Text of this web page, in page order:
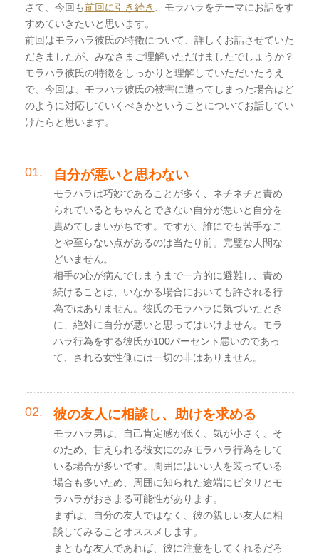
さて、今回も前回に引き続き
、モラハラをテーマにお話をす
すめていきたいと思います。
前回はモラハラ彼氏の特徴について、詳しくお話させていた
だきましたが、みなさまご理解いただけましたでしょうか？
モラハラ彼氏の特徴をしっかりと理解していただいたうえ
で、今回は、 モラハラ彼氏の被害に遭ってしまった場合はど
のように対応していくべきかということについてお話してい
けたらと思います。
自分が悪いと思わない
モラハラは巧妙であることが多く、ネチネチと責め
られているとちゃんとできない自分が悪いと自分を
責めてしまいがちです。ですが、誰にでも苦手なこ
とや至らない点があるのは当たり前。完璧な人間な
どいません。
相手の心が病んでしまうまで一方的に避難し、責め
続けることは、いなかる場合においても許される行
為ではありません。彼氏のモラハラに気づいたとき
に、絶対に自分が悪いと思ってはいけません。モラ
ハラ行為をする彼氏が100パーセント悪いのであっ
て、される女性側には一切の非はありません。
彼の友人に相談し、助けを求める
モラハラ男は、自己肯定感が低く、気が小さく、そ
のため、甘えられる彼女にのみモラハラ行為をして
いる場合が多いです。周囲にはいい人を装っている
場合も多いため、周囲に知られた途端にピタリとモ
ラハラがおさまる可能性があります。
まずは、自分の友人ではなく、彼の親しい友人に相
談してみることオススメします。
まともな友人であれば、彼に注意をしてくれるだろ